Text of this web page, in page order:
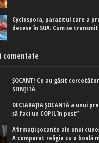
Cyclospora, parazitul care a
decese în SUA: Cum se
comentate
ȘOCANT! Ce au găsit
SFINȚITĂ
DECLARAȚIA ȘOCANTĂ a unui
să faci un COPIL în post”
Afirmaţii şocante ale unui
A comparat religia cu o boală